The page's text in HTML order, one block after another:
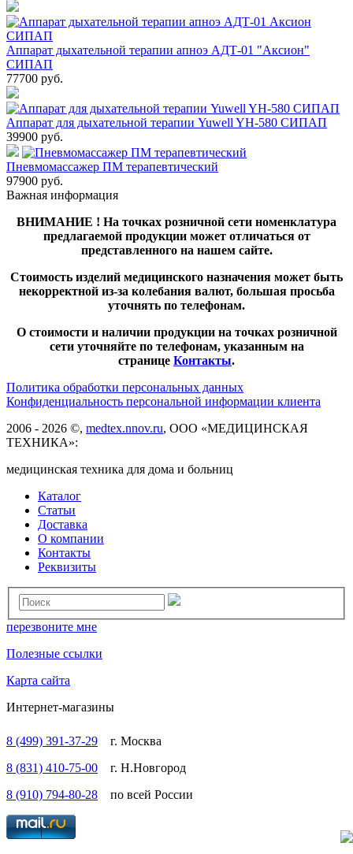
Аппарат дыхательной терапии апноэ АДТ-01 "Аксион"
СИПАП
77700 руб.
Аппарат для дыхательной терапии Yuwell YH-580 СИПАП
39900 руб.
Пневмомассажер ПМ терапевтический
97900 руб.
Важная информация
ВНИМАНИЕ ! На точках розничной сети номенклатура
предлагаемой продукции может отличаться от
представленного на нашем сайте.
Стоимость изделий медицинского назначения может быть
некорректной из-за колебания валют, большая просьба
уточнять по телефонам.
О стоимости и наличии продукции на точках розничной
сети уточняйте по телефонам, указанным на
странице Контакты.
Политика обработки персональных данных
Конфиденциальность персональной информации клиента
2006 - 2026 ©, medtex.nnov.ru, ООО «МЕДИЦИНСКАЯ
ТЕХНИКА»:
медицинская техника для дома и больниц
Каталог
Статьи
Доставка
О компании
Контакты
Реквизиты
перезвоните мне
Полезные ссылки
Карта сайта
Интернет-магазины
8 (499) 391-37-29 г. Москва
8 (831) 410-75-00 г. Н.Новгород
8 (910) 794-80-28 по всей России